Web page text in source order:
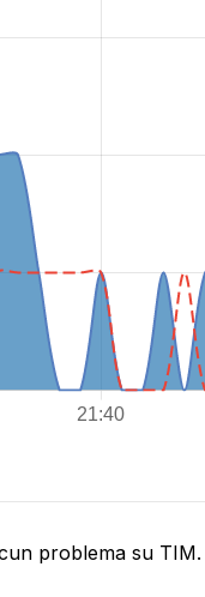
problema su TIM.